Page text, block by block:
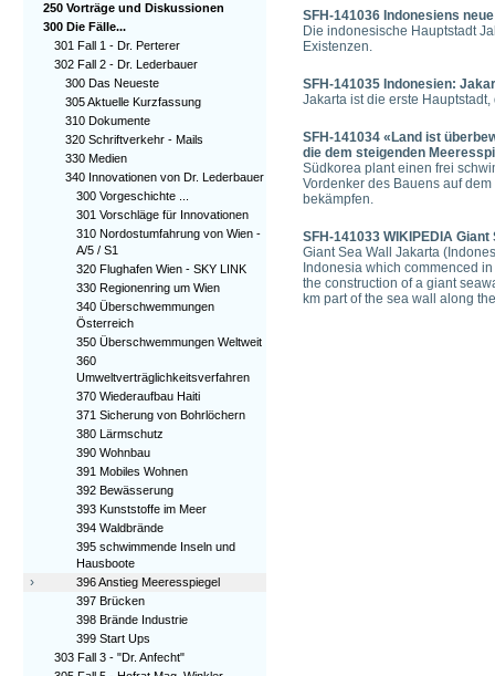
250 Vorträge und Diskussionen
300 Die Fälle...
301 Fall 1 - Dr. Perterer
302 Fall 2 - Dr. Lederbauer
300 Das Neueste
305 Aktuelle Kurzfassung
310 Dokumente
320 Schriftverkehr - Mails
330 Medien
340 Innovationen von Dr. Lederbauer
300 Vorgeschichte ...
301 Vorschläge für Innovationen
310 Nordostumfahrung von Wien -
A/5 / S1
320 Flughafen Wien - SKY LINK
330 Regionenring um Wien
340 Überschwemmungen
Österreich
350 Überschwemmungen Weltweit
360
Umweltverträglichkeitsverfahren
370 Wiederaufbau Haiti
371 Sicherung von Bohrlöchern
380 Lärmschutz
390 Wohnbau
391 Mobiles Wohnen
392 Bewässerung
393 Kunststoffe im Meer
394 Waldbrände
395 schwimmende Inseln und
Hausboote
›
396 Anstieg Meeresspiegel
397 Brücken
398 Brände Industrie
399 Start Ups
303 Fall 3 - "Dr. Anfecht"
SFH-141036 Indonesiens
Die indonesische Hauptstadt
Existenzen.
SFH-141035 Indonesien:
Jakarta ist die erste
SFH-141034 «Land ist
die dem steigenden
Südkorea plant einen frei
Vordenker des Bauens auf
bekämpfen.
SFH-141033 WIKIPEDIA
Giant Sea Wall Jakarta
Indonesia which commenced
the construction of a giant
km part of the sea wall along